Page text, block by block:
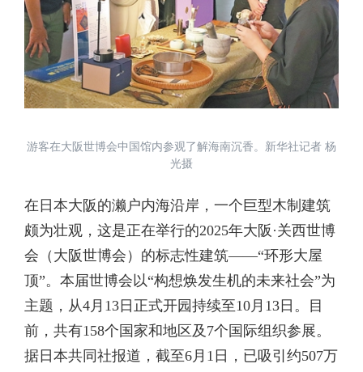
游客在大阪世博会中国馆内参观了解海南沉香。新华社记者 杨
光摄
在日本大阪的濑户内海沿岸，一个巨型木制建筑
颇为壮观，这是正在举行的2025年大阪·关西世博
会（大阪世博会）的标志性建筑——“环形大屋
顶”。本届世博会以“构想焕发生机的未来社会”为
主题，从4月13日正式开园持续至10月13日。目
前，共有158个国家和地区及7个国际组织参展。
据日本共同社报道，截至6月1日，已吸引约507万